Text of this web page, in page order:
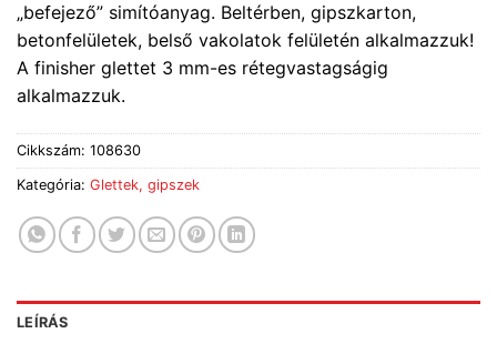
„befejező” simítóanyag. Beltérben, gipszkarton,
betonfelületek, belső vakolatok felületén alkalmazzuk!
A finisher glettet 3 mm-es rétegvastagságig
alkalmazzuk.
Cikkszám: 108630
Kategória: Glettek, gipszek
LEÍRÁS